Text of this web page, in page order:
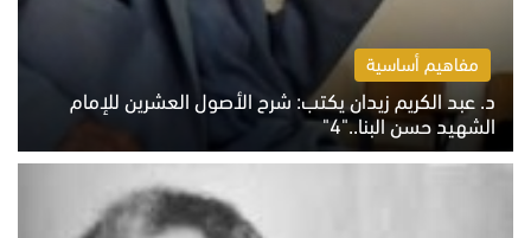
مفاهيم أساسية
د. عبد الكريم زيدان يكتب: شرح الأصول العشرين للإمام
الشهيد حسن البنا.."4"
الخميس 6 أغسطس 2026 10:27 ص